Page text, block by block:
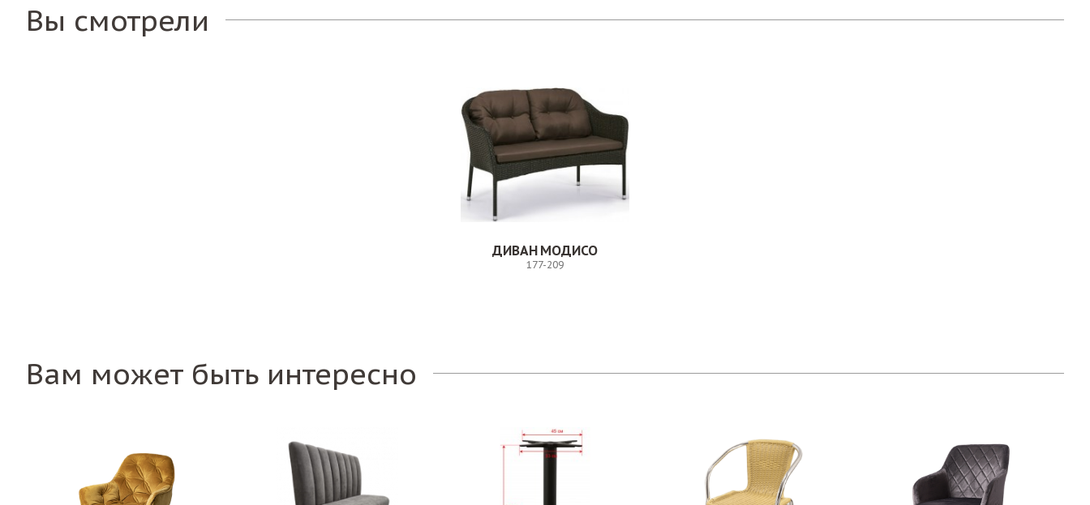
Вы смотрели
ДИВАН МОДИСО
177-209
Вам может быть интересно